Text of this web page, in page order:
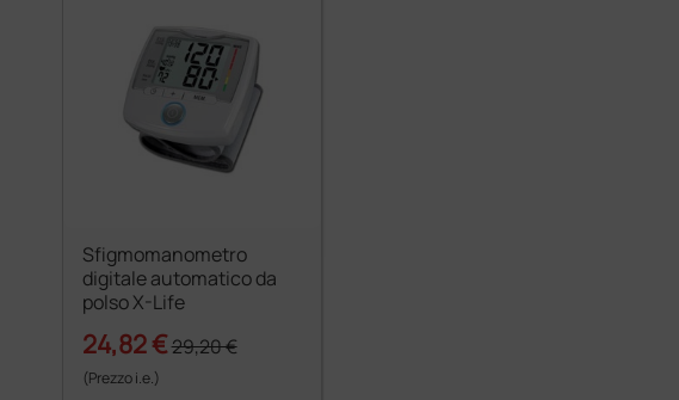
Sfigmomanometro
digitale automatico da
polso X-Life
24,82 €29,20 €
(Prezzo i.e.)